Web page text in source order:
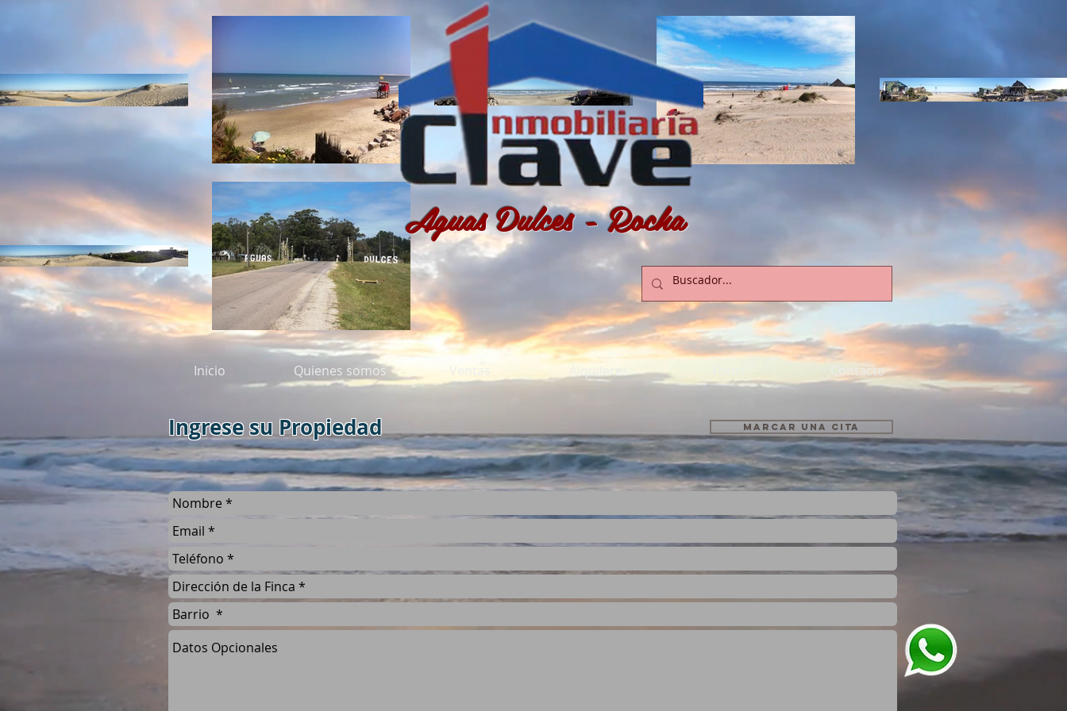
Aguas Dulces - Rocha
Ingrese su Propiedad Marcar una Cita
Inicio Quienes somos Alquileres Contacto